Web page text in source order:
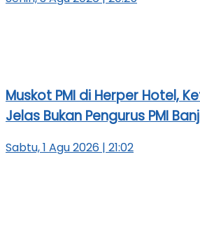
Muskot PMI di Herper Hotel,
Jelas Bukan Pengurus PMI
Sabtu, 1 Agu 2026 | 21:02